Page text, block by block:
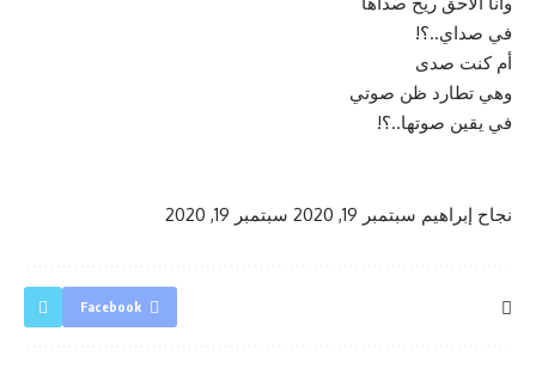
في صداي..؟!
أم كنت صدى
وهي تطارد ظن صوتي
في يقين صوتها..؟!
نجاح إبراهيم سبتمبر 19, 2020 سبتمبر 19, 2020
Facebook